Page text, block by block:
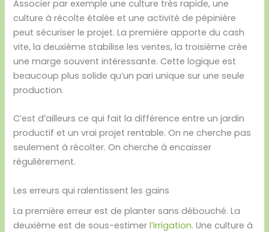
Associer par exemple une culture très rapide, une
culture à récolte étalée et une activité de pépinière
peut sécuriser le projet. La première apporte du cash
vite, la deuxième stabilise les ventes, la troisième crée
une marge souvent intéressante. Cette logique est
beaucoup plus solide qu’un pari unique sur une seule
production.
C’est d’ailleurs ce qui fait la différence entre un jardin
productif et un vrai projet rentable. On ne cherche pas
seulement à récolter. On cherche à encaisser
régulièrement.
Les erreurs qui ralentissent les gains
La première erreur est de planter sans débouché. La
deuxième est de sous-estimerl’irrigation. Une culture à